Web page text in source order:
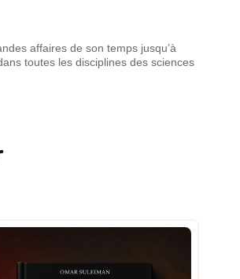
affaires de son temps jusqu’à
toutes les disciplines des sciences